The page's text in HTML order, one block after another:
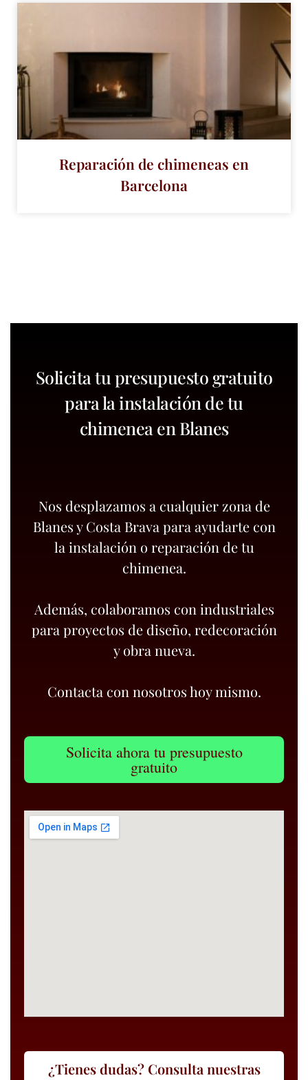
Reparación de chimeneas en
Barcelona
Solicita tu presupuesto gratuito
para la instalación de tu
chimenea en Blanes
Nos desplazamos a cualquier zona de
Blanes y Costa Brava para ayudarte con
la instalación o reparación de tu
chimenea.
Además, colaboramos con industriales
para proyectos de diseño, redecoración
y obra nueva.
Contacta con nosotros hoy mismo.
Solicita ahora tu presupuesto
gratuito
¿Tienes dudas? Consulta nuestras